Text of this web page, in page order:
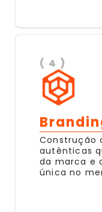
( 4 )
Construção
autênticas
da marca e
única no